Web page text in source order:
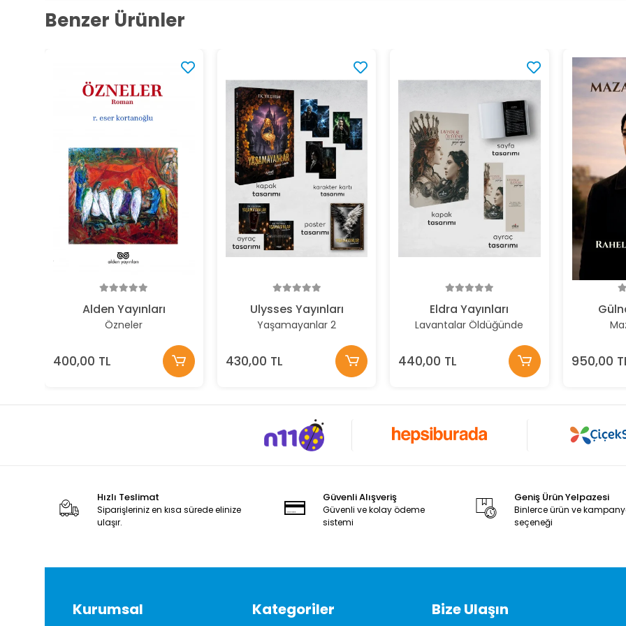
Benzer Ürünler
Alden Yayınları
Özneler
400,00 TL
Ulysses Yayınları
Yaşamayanlar 2
430,00 TL
Eldra Yayınları
Lavantalar Öldüğünde
440,00 TL 950,00
Hızlı Teslimat
Siparişleriniz en kısa sürede elinize
ulaşır.
Güvenli Alışveriş
Güvenli ve kolay ödeme
sistemi
Geniş Ürün Yelpazesi
Binlerce ürün ve
seçeneği
Kurumsal Kategoriler Bize Ulaşın